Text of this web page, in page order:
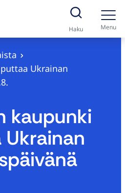
Haku Menu
Ukrainan
kaupunki